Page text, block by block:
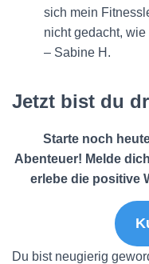
sich mein
nicht gedacht,
– Sabine H.
Jetzt bist du
Starte noch
Abenteuer! Melde
erlebe die positive
Du bist neugierig